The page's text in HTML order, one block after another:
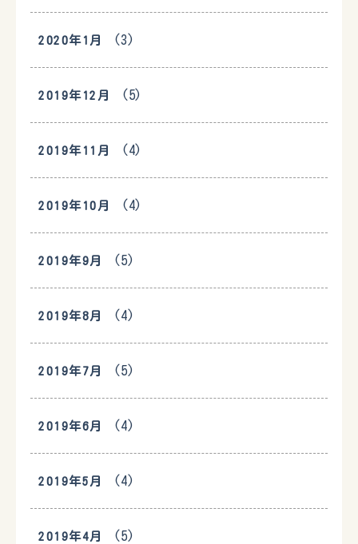
2020年1月 (3)
2019年12月 (5)
2019年11月 (4)
2019年10月 (4)
2019年9月 (5)
2019年8月 (4)
2019年7月 (5)
2019年6月 (4)
2019年5月 (4)
2019年4月 (5)